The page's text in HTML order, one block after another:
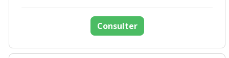
Consulter